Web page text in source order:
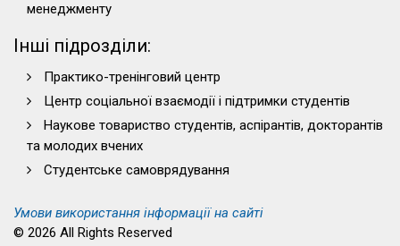
менеджменту
Інші підрозділи:
Практико-тренінговий центр
Центр соціальної взаємодії і підтримки студентів
Наукове товариство студентів, аспірантів, докторантів
та молодих вчених
Студентське самоврядування
Умови використання інформації на сайті
© 2026 All Rights Reserved